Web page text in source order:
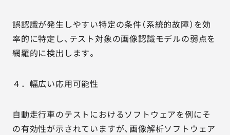
誤認識が発生しやすい特定の条件（系統的故障）を効
率的に特定し、テスト対象の画像認識モデルの弱点を
網羅的に検出します。
４．幅広い応用可能性
自動走行車のテストにおけるソフトウェアを例にそ
の有効性が示されていますが、画像解析ソフトウェア